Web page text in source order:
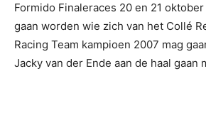
Formido Finaleraces 20 en 21
gaan worden wie zich van het Collé
Racing Team kampioen 2007 mag
Jacky van der Ende aan de haal gaan